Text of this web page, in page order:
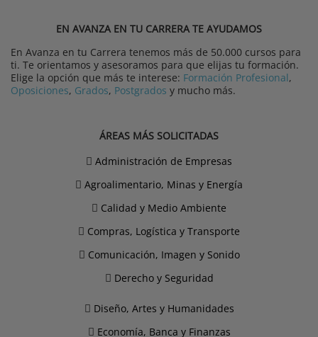
EN AVANZA EN TU CARRERA TE AYUDAMOS
En Avanza en tu Carrera tenemos más de 50.000 cursos para
ti. Te orientamos y asesoramos para que elijas tu formación.
Elige la opción que más te interese: Formación Profesional,
Oposiciones, Grados, Postgrados y mucho más.
ÁREAS MÁS SOLICITADAS
Administración de Empresas
Agroalimentario, Minas y Energía
Calidad y Medio Ambiente
Compras, Logística y Transporte
Comunicación, Imagen y Sonido
Derecho y Seguridad
Diseño, Artes y Humanidades
Economía, Banca y Finanzas